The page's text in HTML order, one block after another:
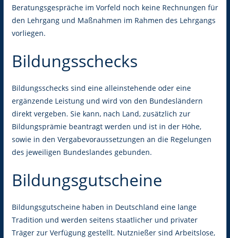
Beratungsgespräche im Vorfeld noch keine Rechnungen für
den Lehrgang und Maßnahmen im Rahmen des Lehrgangs
vorliegen.
Bildungsschecks
Bildungsschecks sind eine alleinstehende oder eine
ergänzende Leistung und wird von den Bundesländern
direkt vergeben. Sie kann, nach Land, zusätzlich zur
Bildungsprämie beantragt werden und ist in der Höhe,
sowie in den Vergabevoraussetzungen an die Regelungen
des jeweiligen Bundeslandes gebunden.
Bildungsgutscheine
Bildungsgutscheine haben in Deutschland eine lange
Tradition und werden seitens staatlicher und privater
Träger zur Verfügung gestellt. Nutznießer sind Arbeitslose,